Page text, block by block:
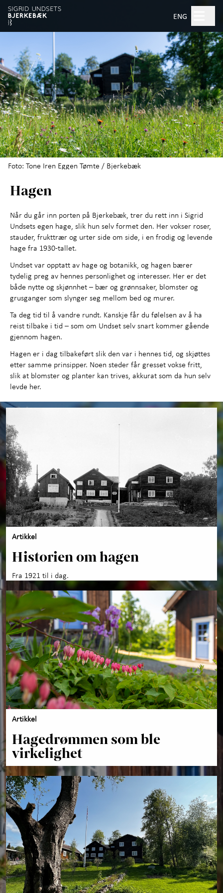
Hopp til hovedinnhold
ENG
Søk
Åpent kl. 10.00–17.00
Billetter
Planlegg besøk +
Hva skjer?
Opplevelser +
Om Sigrid Undset
Artikler om Sigrid Undset
Om Bjerkebæk
+
Kunnskap og læring
+
Utforsk samlingene +
Om oss
Foto: Tone Iren Eggen Tømte / Bjerkebæk
Hagen
Når du går inn porten på Bjerkebæk, trer du rett inn i Sigrid
Undsets egen hage, slik hun selv formet den. Her vokser roser,
stauder, frukttrær og urter side om side, i en frodig og levende
hage fra 1930-tallet.
Undset var opptatt av hage og botanikk, og hagen bærer
tydelig preg av hennes personlighet og interesser. Her er det
både nytte og skjønnhet – bær og grønnsaker, blomster og
grusganger som slynger seg mellom bed og murer.
Ta deg tid til å vandre rundt. Kanskje får du følelsen av å ha
reist tilbake i tid – som om Undset selv snart kommer gående
gjennom hagen.
Hagen er i dag tilbakeført slik den var i hennes tid, og skjøttes
etter samme prinsipper. Noen steder får gresset vokse fritt,
slik at blomster og planter kan trives, akkurat som da hun selv
levde her.
Artikkel
Historien om hagen
Fra 1921 til i dag.
Artikkel
Hagedrømmen som ble
virkelighet